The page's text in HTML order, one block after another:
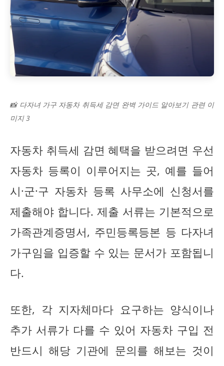
📸 다자녀 가구 자동차 취득세 감면 완벽 가이드 알아보기 관련 이
미지 3
자동차 취득세 감면 혜택을 받으려면 우선
자동차 등록이 이루어지는 곳, 예를 들어
시·군·구 자동차 등록 사무소에 신청서를
제출해야 합니다. 제출 서류는 기본적으로
가족관계증명서, 주민등록등본 등 다자녀
가구임을 입증할 수 있는 문서가 포함됩니
다.
또한, 각 지자체마다 요구하는 양식이나
추가 서류가 다를 수 있어 자동차 구입 전
반드시 해당 기관에 문의를 해보는 것이